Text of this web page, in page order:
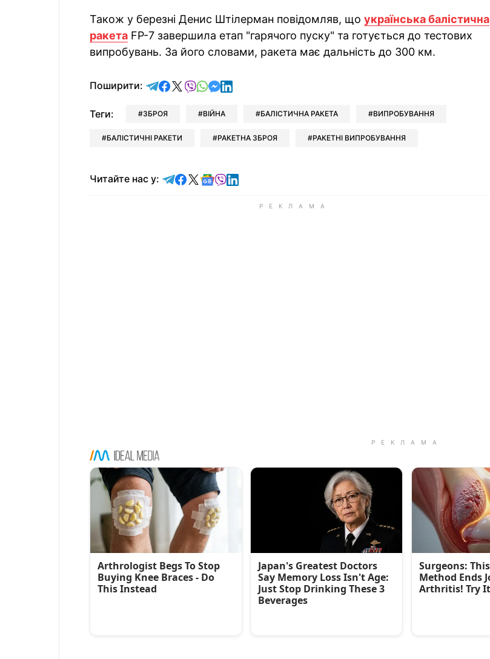
Також у березні Денис Штілерман повідомляв, що українська балістична
ракета FP-7 завершила етап "гарячого пуску" та готується до тестових
випробувань. За його словами, ракета має дальність до 300 км.
Поширити: відправити у Telegram
поділитись у Facebook
поділитись у X
відправити у Viber
відправити у Whatsapp
відправити у Messenger
відправити у LinkedIn
Теги: ЗБРОЯ ВІЙНА БАЛІСТИЧНА РАКЕТА ВИПРОБУВАННЯ
БАЛІСТИЧНІ РАКЕТИ РАКЕТНА ЗБРОЯ РАКЕТНІ ВИПРОБУВАННЯ
Читайте нас у: Читайте у Telegram
Читайте у Facebook
Читайте у X
Читайте у Google news
Читайте у Viber
Читайте у LinkedIn